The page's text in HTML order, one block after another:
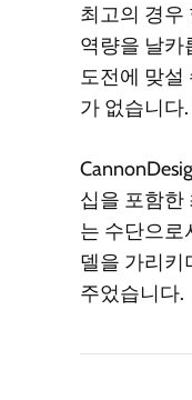
최고의 경우
역량을 날카
도전에 맞설
가 없습니다
십을 포함한
는 수단으로
델을 가리키
주었습니다.